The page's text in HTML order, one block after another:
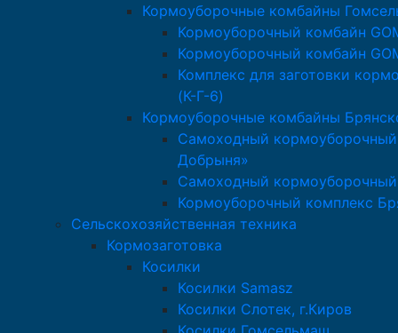
Кормоуборочные комбайны
Кормоуборочный комбайн
Кормоуборочный комбайн
Комплекс для заготовки
(К-Г-6)
Кормоуборочные комбайны
Самоходный
Добрыня»
Самоходный
Кормоуборочный комплекс
Сельскохозяйственная техника
Кормозаготовка
Косилки
Косилки Samasz
Косилки Слотек, г.Киров